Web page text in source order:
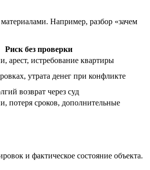
Например, разбор «зачем
Риск без проверки
арест, истребование квартиры
утрата денег при конфликте
возврат через суд
потеря сроков, дополнительные
и фактическое состояние объекта.